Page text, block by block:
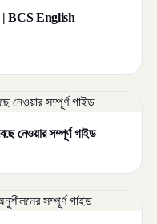
| BCS English
নেওয়ার সম্পূর্ণ গাইড